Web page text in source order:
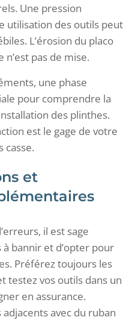
Une pression
utilisation des outils peut
L’érosion du placo
pas de mise.
une phase
pour comprendre la
des plinthes.
est le gage de votre
casse.
et
il est sage
à bannir et d’opter pour
Préférez toujours les
testez vos outils dans un
en assurance.
avec du ruban